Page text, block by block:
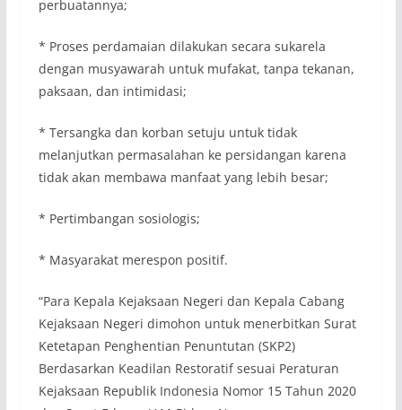
perbuatannya;
* Proses perdamaian dilakukan secara sukarela
dengan musyawarah untuk mufakat, tanpa tekanan,
paksaan, dan intimidasi;
* Tersangka dan korban setuju untuk tidak
melanjutkan permasalahan ke persidangan karena
tidak akan membawa manfaat yang lebih besar;
* Pertimbangan sosiologis;
* Masyarakat merespon positif.
“Para Kepala Kejaksaan Negeri dan Kepala Cabang
Kejaksaan Negeri dimohon untuk menerbitkan Surat
Ketetapan Penghentian Penuntutan (SKP2)
Berdasarkan Keadilan Restoratif sesuai Peraturan
Kejaksaan Republik Indonesia Nomor 15 Tahun 2020